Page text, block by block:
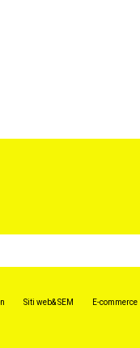
Siti web& SEM​ E-commerce